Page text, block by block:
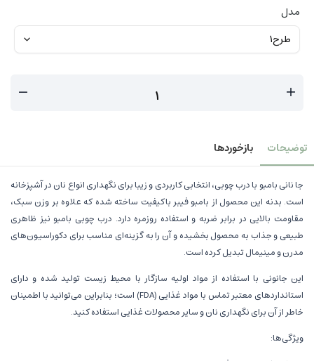
مدل
توضیحات بازخوردها
جا نانی بامبو با درب چوبی، انتخابی کاربردی و زیبا برای نگهداری انواع نان در آشپزخانه
است. بدنه این محصول از بامبو فیبر باکیفیت ساخته شده که علاوه بر وزن سبک،
مقاومت بالایی در برابر ضربه و استفاده روزمره دارد. درب چوبی بامبو نیز ظاهری
طبیعی و جذاب به محصول بخشیده و آن را به گزینه‌ای مناسب برای دکوراسیون‌های
مدرن و مینیمال تبدیل کرده است.
این جانونی با استفاده از مواد اولیه سازگار با محیط زیست تولید شده و دارای
استانداردهای معتبر تماس با مواد غذایی (FDA) است؛ بنابراین می‌توانید با اطمینان
خاطر از آن برای نگهداری نان و سایر محصولات غذایی استفاده کنید.
ویژگی‌ها: